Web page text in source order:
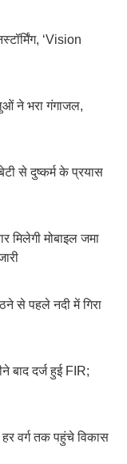
‘Vision
ने भरा गंगाजल,
से दुष्कर्म के प्रयास
मिलेगी मोबाइल जमा
से पहले नदी में गिरा
बाद दर्ज हुई FIR;
वर्ग तक पहुंचे विकास